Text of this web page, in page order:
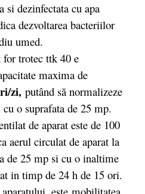
si dezinfectata cu apa
dezvoltarea bacteriilor
umed.
maxima de
zi, putând să normalizeze
o suprafata de 25 mp.
de aparat este de 100
aerul circulat de aparat la
de 25 mp si cu o inaltime
in timp de 24 h de 15 ori.